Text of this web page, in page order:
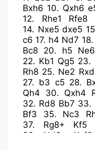
Bxh6 10. Qxh6
12. Rhe1 Rfe8
14. Nxe5 dxe5
c6 17. h4 Nd7 18.
Bc8 20. h5 Ne6
22. Kb1 Qg5 23.
Rh8 25. Ne2
27. b3 c5 28.
Qh4
30. Qxh4
32. Rd8 Bb7 33.
Bf3
35. Nc3
37. Rg8+ Kf5
39. Nd6+ Kxf6